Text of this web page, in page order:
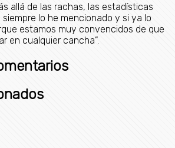
allá de las rachas, las estadísticas
lo he mencionado y si ya lo
estamos muy convencidos de que
en cualquier cancha”.